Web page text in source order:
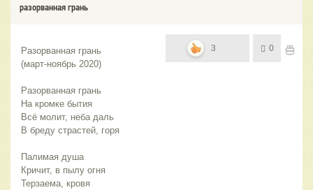
разорванная грань
Разорванная грань
(март-ноябрь 2020)
Разорванная грань
На кромке бытия
Всё молит, неба даль
В бреду страстей, горя
Палимая душа
Кричит, в пылу огня
Терзаема, кровя
3 0